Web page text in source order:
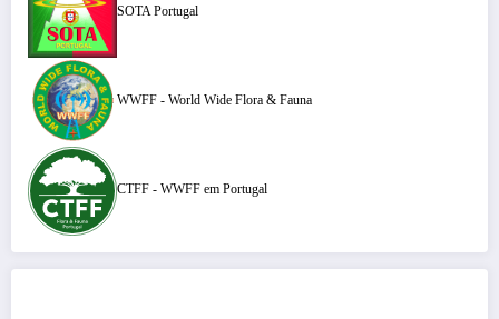
SOTA Portugal
WWFF - World Wide Flora & Fauna
CTFF - WWFF em Portugal